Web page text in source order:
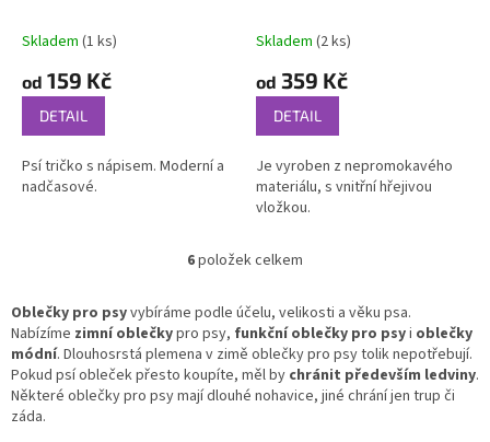
Průměrné
produktu
5,0
5
hvězdiček.
Skladem (1 ks)
od 159 Kč
DETAIL
Psí tričko s nápisem. Moderní a
nadčasové.
Průměrné
produktu
5,0
5
hvězdiček.
Skladem (2 ks)
od 359 Kč
DETAIL
Je vyroben z nepromokavého
materiálu, s vnitřní hřejivou
vložkou.
O
l
á
d
a
c
6položek celkem
Oblečky pro psyvybíráme podle účelu, velikosti a věku psa.
Nabízíme zimní oblečkypro psy, funkční oblečky pro psyi oblečky
módní. Dlouhosrstá plemena v zimě oblečky pro psy tolik nepotřebují.
Pokud psí obleček přesto koupíte, měl by chránit především ledviny.
Některé oblečky pro psy mají dlouhé nohavice, jiné chrání jen trup či
záda.